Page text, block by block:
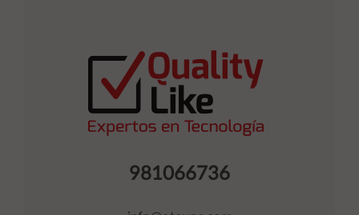
981066736